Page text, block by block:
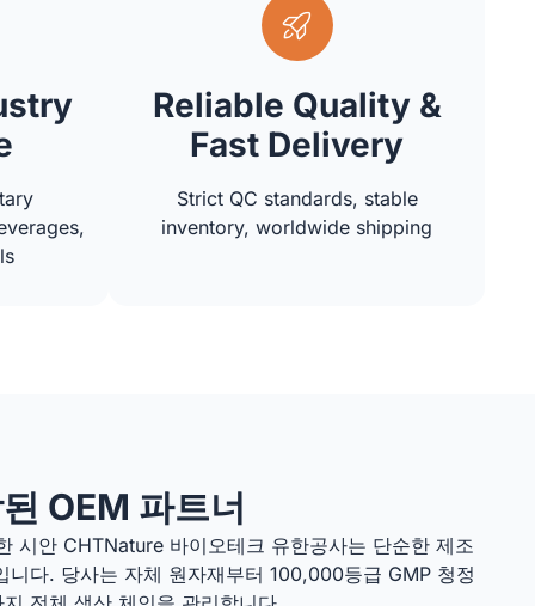
Reliable Quality &
Fast Delivery
Strict QC standards, stable
inventory, worldwide shipping
OEM 파트너
시안 CHTNature 바이오테크 유한공사는 단순한 제조
니다. 당사는 자체 원자재부터 100,000등급 GMP 청정